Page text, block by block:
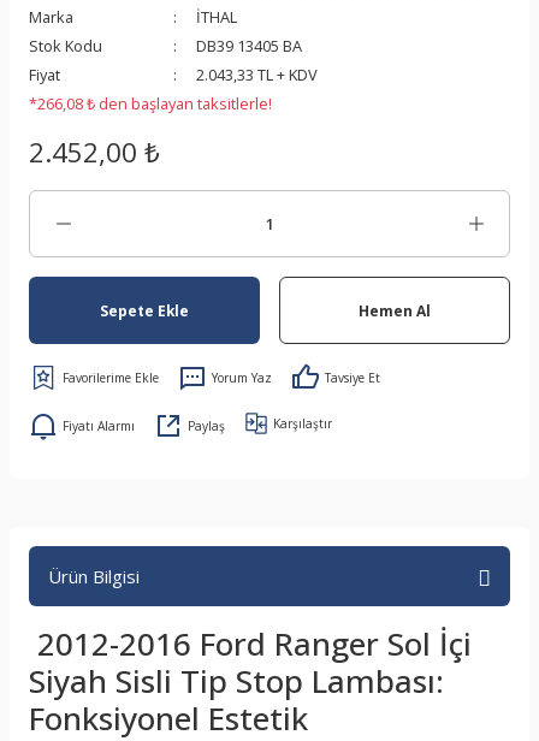
Marka
İTHAL
Stok Kodu
DB39 13405 BA
Fiyat
2.043,33 TL + KDV
*266,08 ₺ den başlayan taksitlerle!
2.452,00 ₺
Sepete Ekle Hemen Al
Yorum Yaz Tavsiye Et
Fiyatı Alarmı Paylaş Karşılaştır
Ürün Bilgisi
2012-2016 Ford Ranger Sol İçi
Siyah Sisli Tip Stop Lambası:
Fonksiyonel Estetik